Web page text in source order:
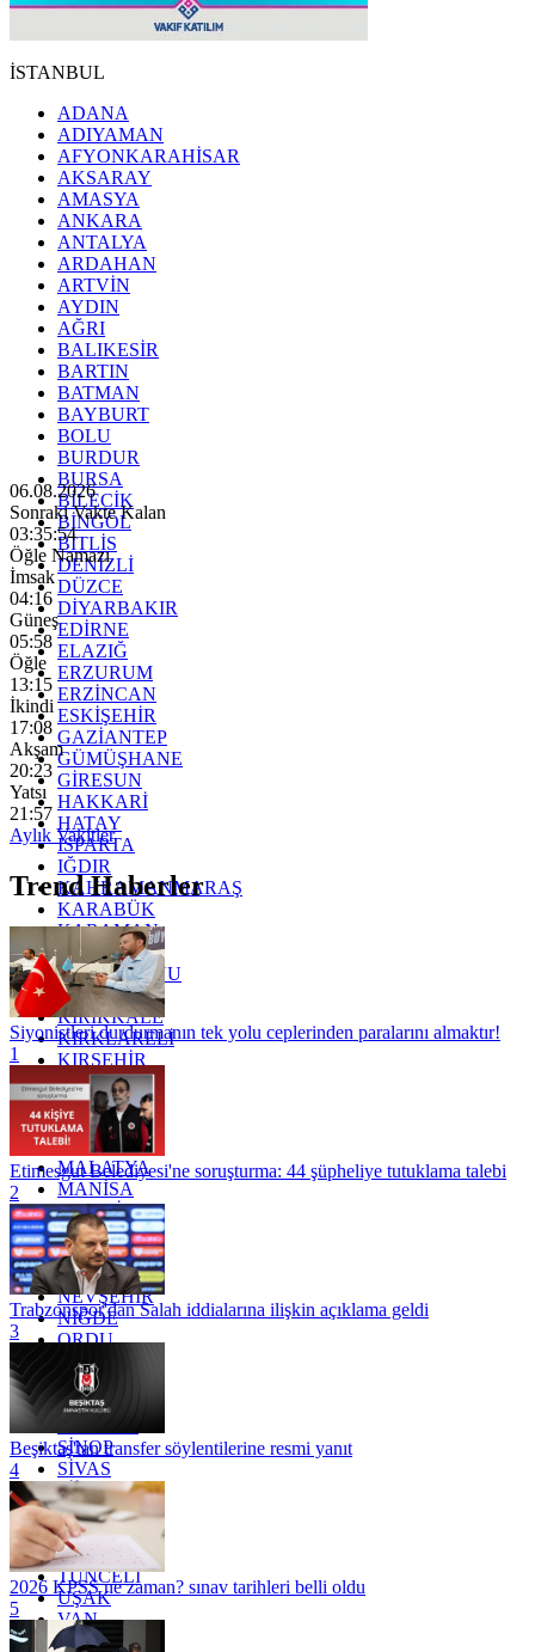
İSTANBUL
ADANA
ADIYAMAN
AFYONKARAHİSAR
AKSARAY
AMASYA
ANKARA
ANTALYA
ARDAHAN
ARTVİN
AYDIN
AĞRI
BALIKESİR
BARTIN
BATMAN
BAYBURT
BOLU
BURDUR
BURSA
BİLECİK
BİNGÖL
BİTLİS
DENİZLİ
DÜZCE
DİYARBAKIR
EDİRNE
ELAZIĞ
ERZURUM
ERZİNCAN
ESKİŞEHİR
GAZİANTEP
GÜMÜŞHANE
GİRESUN
HAKKARİ
HATAY
ISPARTA
IĞDIR
KAHRAMANMARAŞ
KARABÜK
KARAMAN
KARS
KASTAMONU
KAYSERİ
KIRIKKALE
KIRKLARELİ
KIRŞEHİR
KOCAELİ
KONYA
KÜTAHYA
KİLİS
MALATYA
MANİSA
MARDİN
MERSİN
MUĞLA
MUŞ
NEVŞEHİR
NİĞDE
ORDU
OSMANİYE
RİZE
SAKARYA
SİNOP
SİVAS
SİİRT
TEKİRDAĞ
TOKAT
TRABZON
TUNCELİ
UŞAK
VAN
YALOVA
06.08.2026
Sonraki Vakte Kalan
03:35:52
Öğle Namazı
İmsak
04:16
Güneş
05:58
Öğle
13:15
İkindi
17:08
Akşam
20:23
Yatsı
21:57
Aylık Vakitler
Trend Haberler
Siyonistleri durdurmanın tek yolu ceplerinden paralarını almaktır!
1
Etimesgut Belediyesi'ne soruşturma: 44 şüpheliye tutuklama talebi
2
Trabzonspor'dan Salah iddialarına ilişkin açıklama geldi
3
Beşiktaş'tan transfer söylentilerine resmi yanıt
4
2026 KPSS ne zaman? sınav tarihleri belli oldu
5